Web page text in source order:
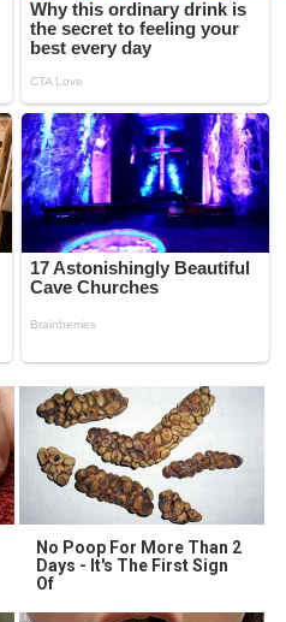
No Poop For More Than 2
Days - It's The First Sign
Of